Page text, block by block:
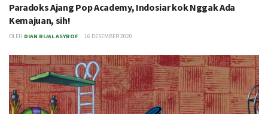
Paradoks Ajang Pop Academy, Indosiar kok Nggak Ada
Kemajuan, sih!
OLEH DIAN RIJAL ASYROF 16 DESEMBER 2020